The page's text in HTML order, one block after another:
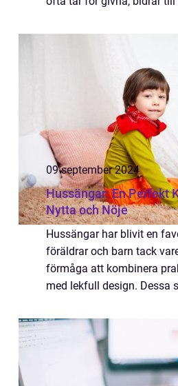
09 september 2024
Hussängar: En Perfekt
Nytta och Nöje
Hussängar har blivit en
föräldrar och barn tack
förmåga att kombinera
med lekfull design. Dessa